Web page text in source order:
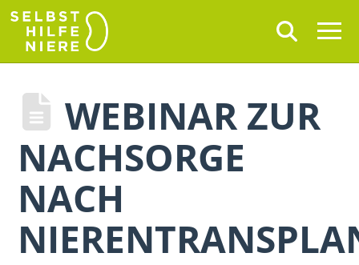
WEBINAR ZUR
NACHSORGE
NACH